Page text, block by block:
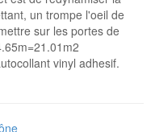
un trompe l'oeil de
sur les portes de
vinyl adhesif.